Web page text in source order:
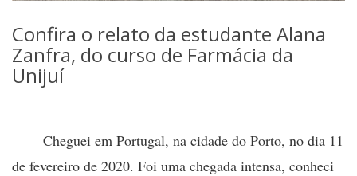
Confira o relato da estudante Alana
Zanfra, do curso de Farmácia da
Unijuí
Cheguei em Portugal, na cidade do Porto, no dia 11
de fevereiro de 2020. Foi uma chegada intensa, conheci